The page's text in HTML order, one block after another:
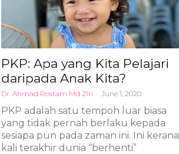
PKP: Apa yang Kita Pelajari
daripada Anak Kita?
Dr. Ahmad Rostam Md Zin - June 1, 2020
PKP adalah satu tempoh luar biasa
yang tidak pernah berlaku kepada
sesiapa pun pada zaman ini. Ini kerana
kali terakhir dunia “berhenti”